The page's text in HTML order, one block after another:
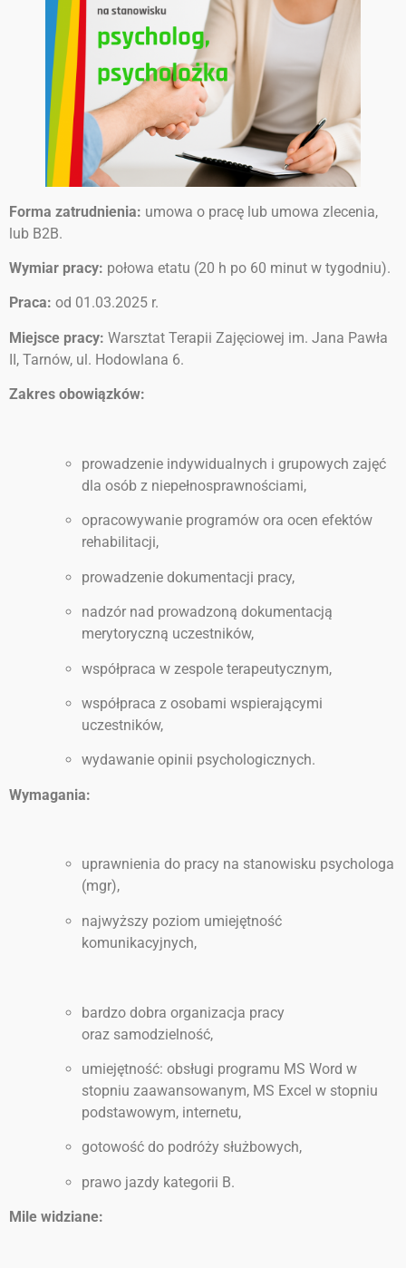
Forma zatrudnienia: umowa o pracę lub umowa zlecenia,
lub B2B.
Wymiar pracy: połowa etatu (20 h po 60 minut w tygodniu).
Praca: od 01.03.2025 r.
Miejsce pracy: Warsztat Terapii Zajęciowej im. Jana Pawła
II, Tarnów, ul. Hodowlana 6.
Zakres obowiązków:
prowadzenie indywidualnych i grupowych zajęć
dla osób z niepełnosprawnościami,
opracowywanie programów ora ocen efektów
rehabilitacji,
prowadzenie dokumentacji pracy,
nadzór nad prowadzoną dokumentacją
merytoryczną uczestników,
współpraca w zespole terapeutycznym,
współpraca z osobami wspierającymi
uczestników,
wydawanie opinii psychologicznych.
Wymagania:
uprawnienia do pracy na stanowisku psychologa
(mgr),
najwyższy poziom umiejętność
komunikacyjnych,
bardzo dobra organizacja pracy
oraz samodzielność,
umiejętność: obsługi programu MS Word w
stopniu zaawansowanym, MS Excel w stopniu
podstawowym, internetu,
gotowość do podróży służbowych,
prawo jazdy kategorii B.
Mile widziane: